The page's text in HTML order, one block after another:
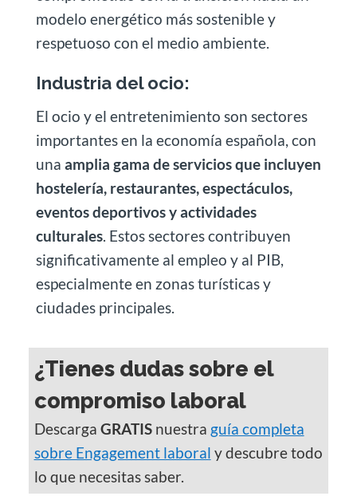
modelo energético más sostenible y
respetuoso con el medio ambiente.
Industria del ocio:
El ocio y el entretenimiento son sectores
importantes en la economía española, con
una amplia gama de servicios que incluyen
hostelería, restaurantes, espectáculos,
eventos deportivos y actividades
culturales. Estos sectores contribuyen
significativamente al empleo y al PIB,
especialmente en zonas turísticas y
ciudades principales.
¿Tienes dudas sobre el
compromiso laboral
Descarga GRATISnuestra guía completa
sobre Engagement laboral y descubre todo
lo que necesitas saber.